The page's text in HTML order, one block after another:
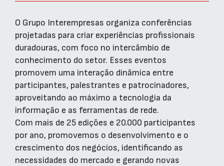
O Grupo Interempresas organiza conferências
projetadas para criar experiências profissionais
duradouras, com foco no intercâmbio de
conhecimento do setor. Esses eventos
promovem uma interação dinâmica entre
participantes, palestrantes e patrocinadores,
aproveitando ao máximo a tecnologia da
informação e as ferramentas de rede.
Com mais de 25 edições e 20.000 participantes
por ano, promovemos o desenvolvimento e o
crescimento dos negócios, identificando as
necessidades do mercado e gerando novas